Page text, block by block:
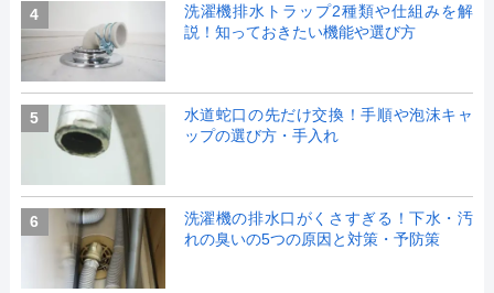
4
洗濯機排水トラップ2種類や仕組みを解
説！知っておきたい機能や選び方
5
水道蛇口の先だけ交換！手順や泡沫キャ
ップの選び方・手入れ
6
洗濯機の排水口がくさすぎる！下水・汚
れの臭いの5つの原因と対策・予防策